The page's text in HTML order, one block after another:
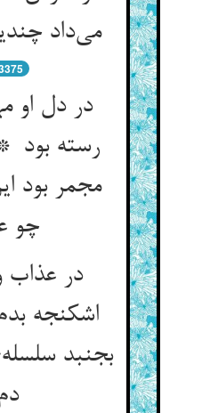
می‌داد چندین کافرش
در دل او
رسته
مجمر بود
چو عود
در عذاب
اشکنجه
بجنبد
دم